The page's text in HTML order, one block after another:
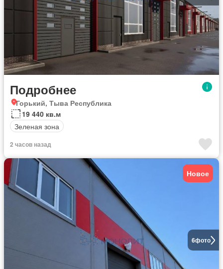
Подробнее
Горький, Тыва Республика
19 440 кв.м
Зеленая зона
2 часов назад
6фото
Новое